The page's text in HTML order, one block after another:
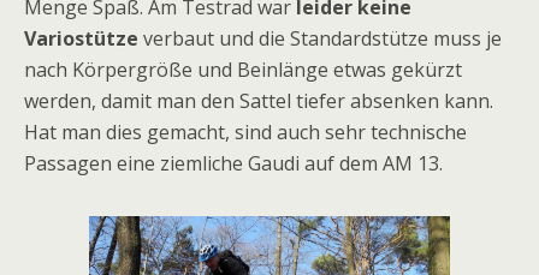
Menge Spaß. Am Testrad war leider keine
Variostütze verbaut und die Standardstütze muss je
nach Körpergröße und Beinlänge etwas gekürzt
werden, damit man den Sattel tiefer absenken kann.
Hat man dies gemacht, sind auch sehr technische
Passagen eine ziemliche Gaudi auf dem AM 13.